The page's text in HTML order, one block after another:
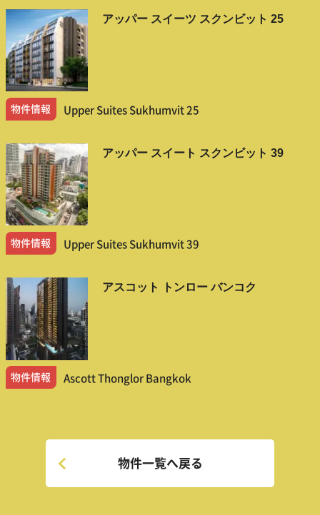
アッパー スイーツ スクンビット 25
物件情報 Upper Suites Sukhumvit 25
アッパー スイート スクンビット 39
物件情報 Upper Suites Sukhumvit 39
アスコット トンロー バンコク
物件情報 Ascott Thonglor Bangkok
物件一覧へ戻る